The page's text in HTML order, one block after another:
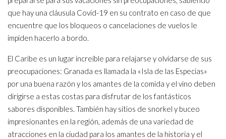
que hay una cláusula Covid-19 en su contrato en caso de que
encuentre que los bloqueos o cancelaciones de vuelos le
impiden hacerlo a bordo.
El Caribe es un lugar increíble para relajarse y olvidarse de sus
preocupaciones: Granada es llamada la «Isla de las Especias»
por una buena razón y los amantes de la comida y el vino deben
dirigirse a estas costas para disfrutar de los fantásticos
sabores disponibles. También hay sitios de snorkel y buceo
impresionantes en la región, además de una variedad de
atracciones en la ciudad para los amantes de la historia y el